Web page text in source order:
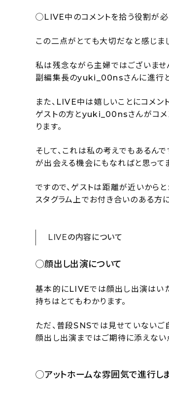
◯LIVE中のコメントを拾う役割が
この二点がとても大切だなと感じま
私は残念ながら主婦ではございませ
副編集長のyuki_00nsさんに進行と
また、LIVE中は嬉しいことにコメン
ゲストの方とyuki_00nsさんがコメ
ります。
そして、これは私の考えでもあるん
が出会える機会にもなればと思って
ですので、ゲストは距離が近いから
スタグラム上でお付き合いのある方
LIVEの内容について
◯顔出し出演について
基本的にLIVEでは顔出し出演はい
持ちはとてもわかります。
ただ、普段SNSでは見せていないご
顔出し出演まではご期待に添えない
◯アットホームな雰囲気で進行し